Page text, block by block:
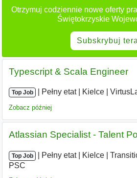
Otrzymuj codziennie nowe oferty
Świętokrzyskie
Subskrybuj
Typescript & Scala Engineer
Top Job Pełny etat| Kielce
Zobacz później
Atlassian Specialist - Talent
Top Job Pełny etat| Kielce
PSC